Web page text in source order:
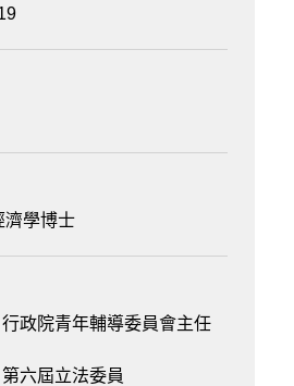
濟學博士
行政院青年輔導委員會主任
第六屆立法委員